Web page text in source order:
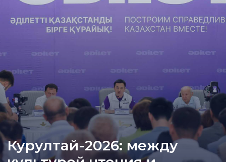
Курултай-2026: между